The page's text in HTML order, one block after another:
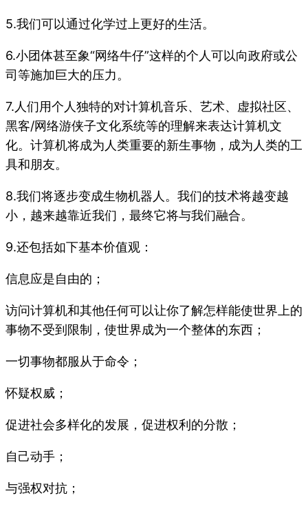
5.我们可以通过化学过上更好的生活。
6.小团体甚至象“网络牛仔”这样的个人可以向政府或公
司等施加巨大的压力。
7.人们用个人独特的对计算机音乐、艺术、虚拟社区、
黑客/网络游侠子文化系统等的理解来表达计算机文
化。计算机将成为人类重要的新生事物，成为人类的工
具和朋友。
8.我们将逐步变成生物机器人。我们的技术将越变越
小，越来越靠近我们，最终它将与我们融合。
9.还包括如下基本价值观：
信息应是自由的；
访问计算机和其他任何可以让你了解怎样能使世界上的
事物不受到限制，使世界成为一个整体的东西；
一切事物都服从于命令；
怀疑权威；
促进社会多样化的发展，促进权利的分散；
自己动手；
与强权对抗；